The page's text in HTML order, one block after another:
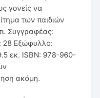
γονείς να
των παιδιών
Συγγραφέας:
28 Εξώφυλλο:
εκ. ISBN: 978-960-
ακόμη.